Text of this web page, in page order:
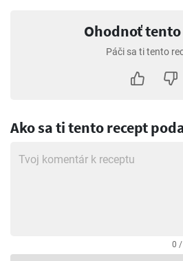
Ohodnoť
Páči sa ti tento
Ako sa ti tento recept
0